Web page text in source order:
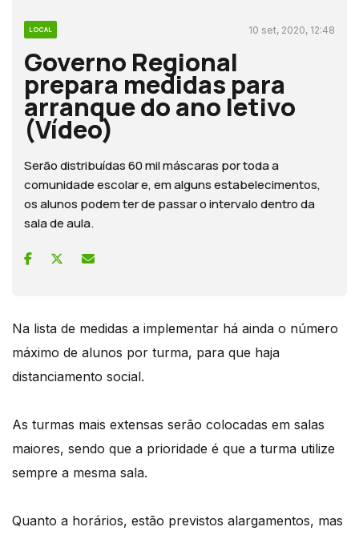
LOCAL 10 set, 2020, 12:48
Governo Regional
prepara medidas para
arranque do ano letivo
(Vídeo)
Serão distribuídas 60 mil máscaras por toda a
comunidade escolar e, em alguns estabelecimentos,
os alunos podem ter de passar o intervalo dentro da
sala de aula.
Na lista de medidas a implementar há ainda o número
máximo de alunos por turma, para que haja
distanciamento social.
As turmas mais extensas serão colocadas em salas
maiores, sendo que a prioridade é que a turma utilize
sempre a mesma sala.
Quanto a horários, estão previstos alargamentos, mas